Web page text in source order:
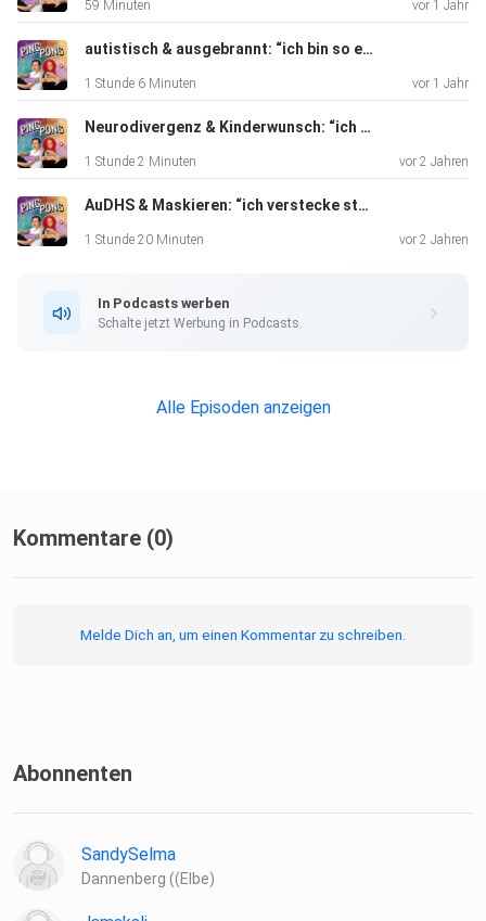
59 Minuten vor 1 Jahr
autistisch & ausgebrannt: “ich bin so erschöpft, dass (fast) nichts mehr geht”
1 Stunde 6 Minuten vor 1 Jahr
Neurodivergenz & Kinderwunsch: “ich möchte keine Kinder”
1 Stunde 2 Minuten vor 2 Jahren
AuDHS & Maskieren: “ich verstecke ständig meine Persönlichkeit”
1 Stunde 20 Minuten vor 2 Jahren
In Podcasts werben
Schalte jetzt Werbung in Podcasts.
Alle Episoden anzeigen
Kommentare (0)
Melde Dich an, um einen Kommentar zu schreiben.
Abonnenten
SandySelma
Dannenberg ((Elbe)